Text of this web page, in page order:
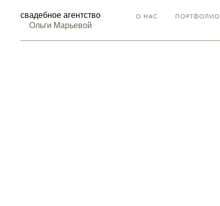
свадебное агентство
Ольги Марьевой
О НАС ПОРТФОЛИО